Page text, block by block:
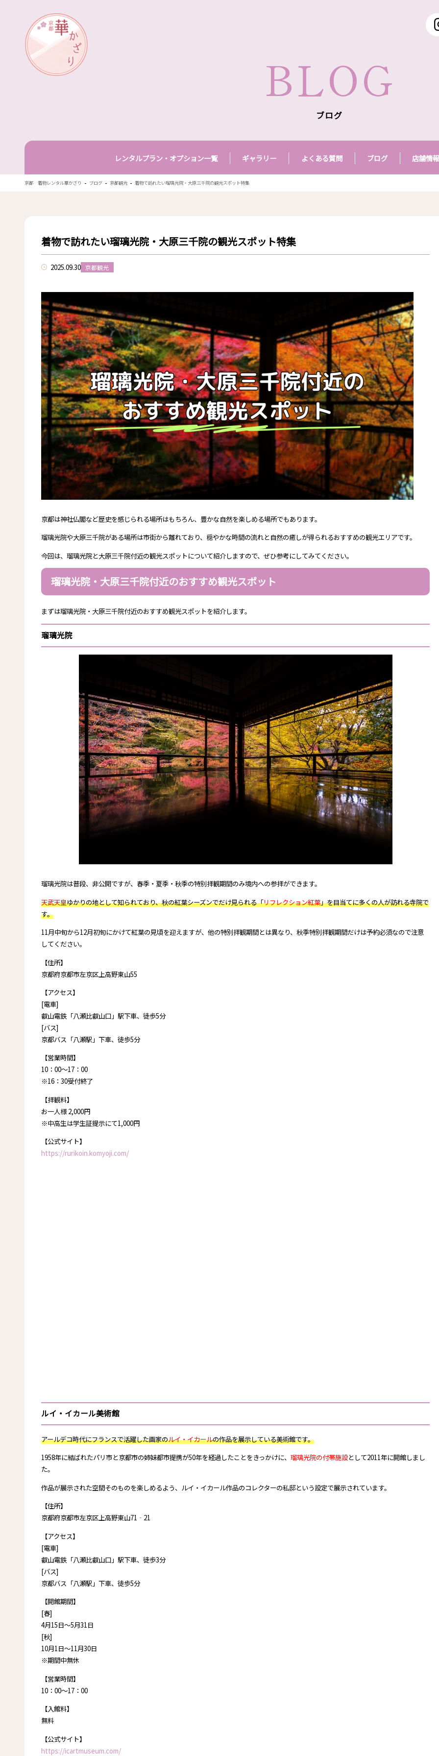
BLOG
ブログ
レンタルプラン・オプション一覧 ギャラリー よくある質問 ブログ 店舗情報
京都 着物レンタル華かざり - ブログ - 京都観光 - 着物で訪れたい瑠璃光院・大原三千院の観光スポット特集
着物で訪れたい瑠璃光院・大原三千院の観光スポット特集
2025.09.30 京都観光
京都は神社仏閣など歴史を感じられる場所はもちろん、豊かな自然を楽しめる場所でもあります。
瑠璃光院や大原三千院がある場所は市街から離れており、穏やかな時間の流れと自然の癒しが得られるおすすめの観光エリアです。
今回は、瑠璃光院と大原三千院付近の観光スポットについて紹介しますので、ぜひ参考にしてみてください。
瑠璃光院・大原三千院付近のおすすめ観光スポット
まずは瑠璃光院・大原三千院付近のおすすめ観光スポットを紹介します。
瑠璃光院
瑠璃光院は普段、非公開ですが、春季・夏季・秋季の特別拝観期間のみ境内への参拝ができます。
天武天皇ゆかりの地として知られており、秋の紅葉シーズンでだけ見られる「リフレクション紅葉」を目当てに多くの人が訪れる寺院で
す。
11月中旬から12月初旬にかけて紅葉の見頃を迎えますが、他の特別拝観期間とは異なり、秋季特別拝観期間だけは予約必須なので注意
してください。
【住所】
京都府京都市左京区上高野東山55
【アクセス】
[電車]
叡山電鉄「八瀬比叡山口」駅下車、徒歩5分
[バス]
京都バス「八瀬駅」下車、徒歩5分
【営業時間】
10：00～17：00
※16：30受付終了
【拝観料】
お一人様 2,000円
※中高生は学生証提示にて1,000円
【公式サイト】
https://rurikoin.komyoji.com/
ルイ・イカール美術館
アールデコ時代にフランスで活躍した画家のルイ・イカールの作品を展示している美術館です。
1958年に結ばれたパリ市と京都市の姉妹都市提携が50年を経過したことをきっかけに、瑠璃光院の付帯施設として2011年に開館しまし
た。
作品が展示された空間そのものを楽しめるよう、ルイ・イカール作品のコレクターの私邸という設定で展示されています。
【住所】
京都府京都市左京区上高野東山71‐21
【アクセス】
[電車]
叡山電鉄「八瀬比叡山口」駅下車、徒歩3分
[バス]
京都バス「八瀬駅」下車、徒歩5分
【開館期間】
[春]
4月15日～5月31日
[秋]
10月1日～11月30日
※期間中無休
【営業時間】
10：00～17：00
【入館料】
無料
【公式サイト】
https://icartmuseum.com/